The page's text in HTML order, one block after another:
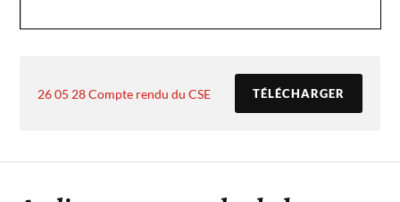
26 05 28 Compte rendu du CSE TÉLÉCHARGER